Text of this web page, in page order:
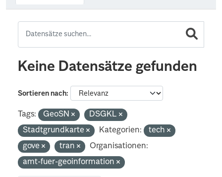
Keine Datensätze gefunden
Sortieren nach
Tags: GeoSN
DSGKL
Stadtgrundkarte
Kategorien:
tech
gove
tran
Organisationen:
amt-fuer-geoinformation